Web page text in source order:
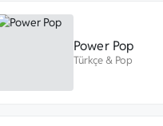
Power Pop
Türkçe& Pop